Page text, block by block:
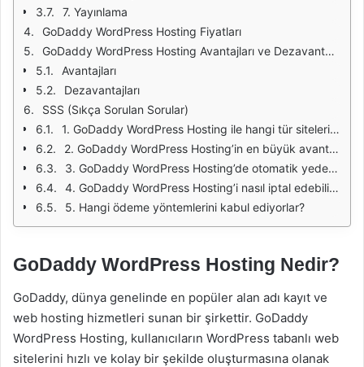
7. Yayınlama
GoDaddy WordPress Hosting Fiyatları
GoDaddy WordPress Hosting Avantajları ve Dezavantajları
Avantajları
Dezavantajları
SSS (Sıkça Sorulan Sorular)
1. GoDaddy WordPress Hosting ile hangi tür siteleri oluşturabilirim?
2. GoDaddy WordPress Hosting’in en büyük avantajı nedir?
3. GoDaddy WordPress Hosting’de otomatik yedekleme var mı?
4. GoDaddy WordPress Hosting’i nasıl iptal edebilirim?
5. Hangi ödeme yöntemlerini kabul ediyorlar?
GoDaddy WordPress Hosting Nedir?
GoDaddy, dünya genelinde en popüler alan adı kayıt ve
web hosting hizmetleri sunan bir şirkettir. GoDaddy
WordPress Hosting, kullanıcıların WordPress tabanlı web
sitelerini hızlı ve kolay bir şekilde oluşturmasına olanak